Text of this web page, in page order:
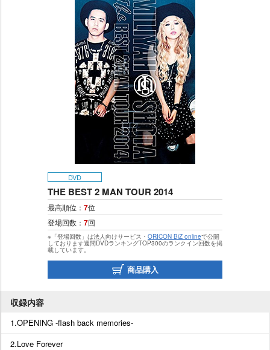
DVD
THE BEST 2 MAN TOUR 2014
最高順位： 7位
登場回数： 7回
※「登場回数」は法人向けサービス・ ORICON BiZ onlineで公開
しております週間DVDランキングTOP300のランクイン回数を掲
載しています。
商品購入
収録内容
1.OPENING -flash back memories-
2.Love Forever